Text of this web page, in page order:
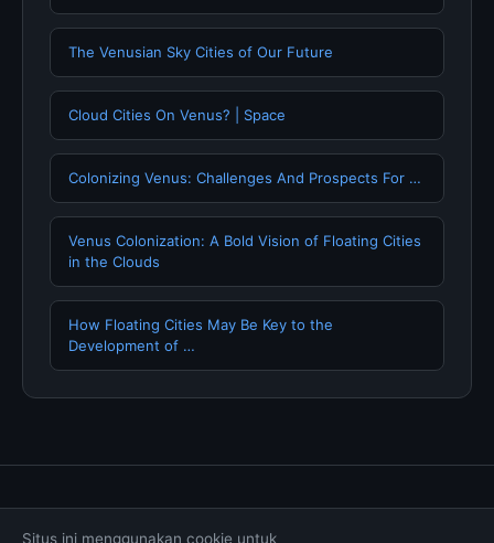
The Venusian Sky Cities of Our Future
Cloud Cities On Venus? | Space
Colonizing Venus: Challenges And Prospects For …
Venus Colonization: A Bold Vision of Floating Cities
in the Clouds
How Floating Cities May Be Key to the
Development of …
Situs ini menggunakan cookie untuk